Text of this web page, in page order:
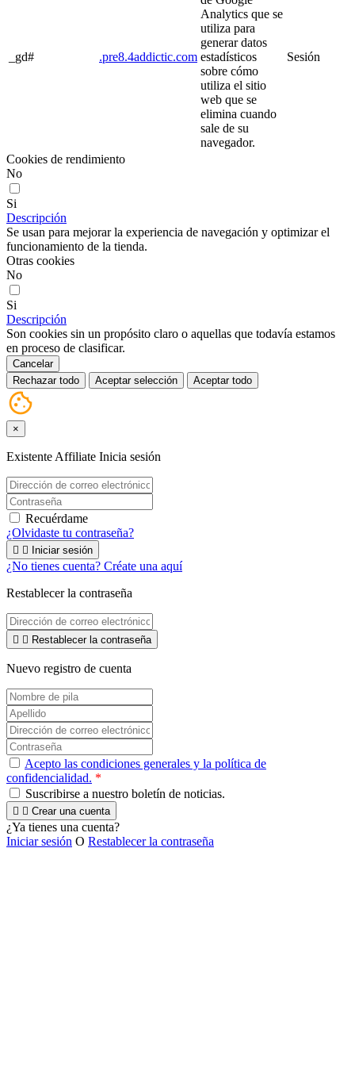
_gd# .pre8.4addictic.com
Analytics que se
utiliza para
generar datos
estadísticos
sobre cómo
utiliza el sitio
web que se
elimina cuando
sale de su
navegador.
Sesión
Cookies de rendimiento
No
Si
Descripción
Se usan para mejorar la experiencia de navegación y optimizar el
funcionamiento de la tienda.
Otras cookies
No
Si
Descripción
Son cookies sin un propósito claro o aquellas que todavía estamos
en proceso de clasificar.
Cancelar
Rechazar todo
Aceptar selección Aceptar todo
×
Existente Affiliate Inicia sesión
Recuérdame
¿Olvidaste tu contraseña?
  Iniciar sesión
¿No tienes cuenta? Créate una aquí
Restablecer la contraseña
  Restablecer la contraseña
Nuevo registro de cuenta
Acepto las condiciones generales y la política de
confidencialidad. *
Suscribirse a nuestro boletín de noticias.
  Crear una cuenta
¿Ya tienes una cuenta?
Iniciar sesión O Restablecer la contraseña